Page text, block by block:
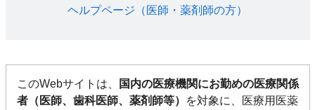
ヘルプページ（医師・薬剤師の方）​
このWebサイトは、
国内の医療機関にお勤めの医療関係
者（医師、歯科医師、薬剤師等）
を対象に、医療用医薬